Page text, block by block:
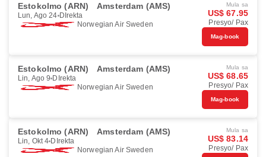
Estokolmo (ARN) Amsterdam (AMS)
Lun, Ago 24 DIrekta
Norwegian Air Sweden
Mula sa
US$ 67.95
Presyo/ Pax
Mag-book
Estokolmo (ARN) Amsterdam (AMS)
Lin, Ago 9 DIrekta
Norwegian Air Sweden
Mula sa
US$ 68.65
Presyo/ Pax
Mag-book
Estokolmo (ARN) Amsterdam (AMS)
Lin, Okt 4 DIrekta
Norwegian Air Sweden
Mula sa
US$ 83.14
Presyo/ Pax